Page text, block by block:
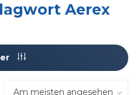
Aerex